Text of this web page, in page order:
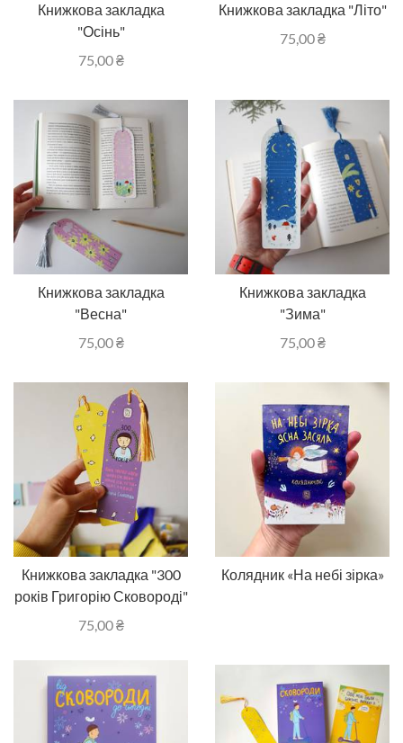
Книжкова закладка
"Осінь"
75,00₴
Книжкова закладка "Літо"
75,00₴
Книжкова закладка
"Весна"
75,00₴
Книжкова закладка
"Зима"
75,00₴
Книжкова закладка "300
років Григорію Сковороді"
75,00₴
Колядник «На небі зірка»